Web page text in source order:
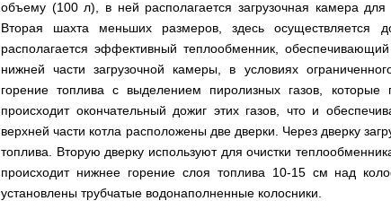
объему (100 л), в ней располагается загрузочная камера
Вторая шахта меньших размеров, здесь осуществляется
располагается эффективный теплообменник,
нижней части загрузочной камеры, в условиях
горение топлива с выделением пиролизных газов,
происходит окончательный дожиг этих газов, что и
верхней части котла расположены две дверки. Через дверку
топлива. Вторую дверку используют для очистки
происходит нижнее горение слоя топлива 10-15 см над
установлены трубчатые водонаполненные колосники.